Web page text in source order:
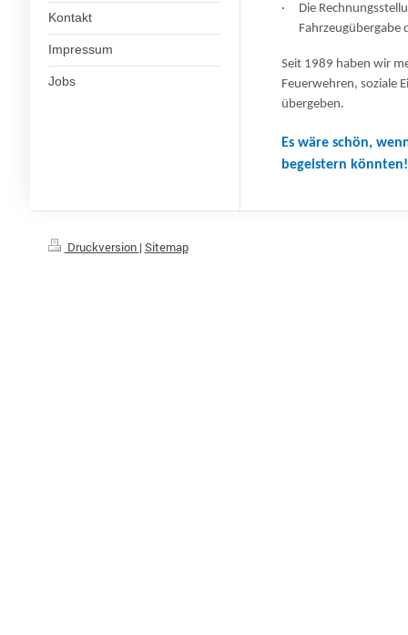
Kontakt
Impressum
Jobs
· Die
Fahrzeugübergabe
Seit 1989 haben wir
Feuerwehren, soziale
übergeben.
Es wäre schön,
begeistern könnten!
Druckversion | Sitemap